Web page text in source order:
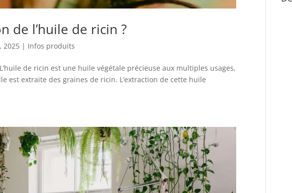
de l’huile de ricin ?
2025 | Infos produits
de ricin est une huile végétale précieuse aux multiples usages,
est extraite des graines de ricin. L’extraction de cette huile